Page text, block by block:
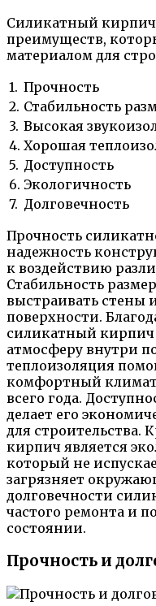
Силикатный кирпич
преимуществ,
материалом для
1. Прочность
2. Стабильность
3. Высокая
4. Хорошая
5. Доступность
6. Экологичность
7. Долговечность
Прочность
надежность
к воздействию
Стабильность
выстраивать стены
поверхности.
силикатный кирпич
атмосферу внутри
теплоизоляция
комфортный климат
всего года.
делает его
для строительства.
кирпич является
который не
загрязняет
долговечности
частого ремонта и
состоянии.
Прочность и